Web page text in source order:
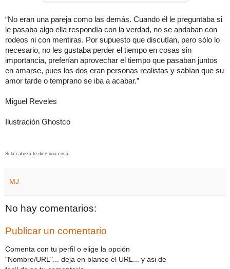
“No eran una pareja como las demás. Cuando él le preguntaba si
le pasaba algo ella respondía con la verdad, no se andaban con
rodeos ni con mentiras. Por supuesto que discutían, pero sólo lo
necesario, no les gustaba perder el tiempo en cosas sin
importancia, preferían aprovechar el tiempo que pasaban juntos
en amarse, pues los dos eran personas realistas y sabían que su
amor tarde o temprano se iba a acabar.”
Miguel Reveles
Ilustración Ghostco
Si la cabeza te dice una cosa.
MJ
No hay comentarios:
Publicar un comentario
Comenta con tu perfil o elige la opción
"Nombre/URL"... deja en blanco el URL... y asi de